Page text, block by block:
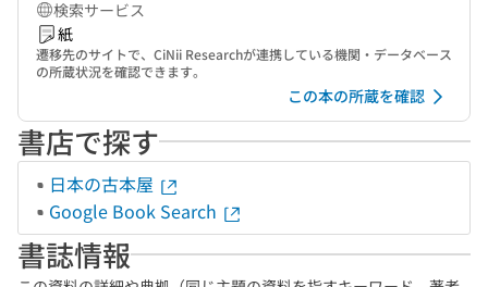
検索サービス
紙
遷移先のサイトで、CiNii Researchが連携している機関・データベース
の所蔵状況を確認できます。
この本の所蔵を確認
書店で探す
日本の古本屋
Google Book Search
書誌情報